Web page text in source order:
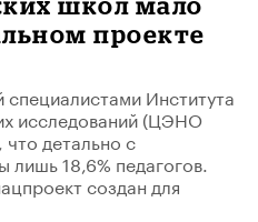
проекте
Института
исследований (ЦЭНО
детально с
18,6% педагогов.
создан для